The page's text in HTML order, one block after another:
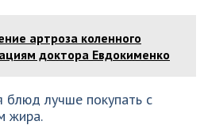
артроза коленного
доктора Евдокименко
блюд лучше покупать с
жира.